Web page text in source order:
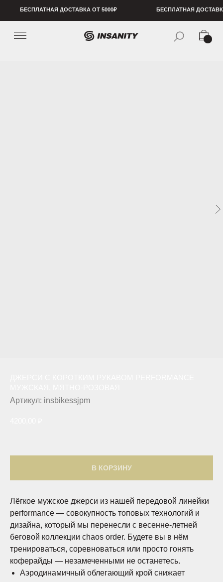
БЕСПЛАТНАЯ ДОСТАВКА ОТ 5000₽ БЕСПЛАТНАЯ ДОСТАВКА ОТ 5000₽
Артикул: insbikessjpm
В КОРЗИНУ
Лёгкое мужское джерси из нашей передовой линейки
performance — совокупность топовых технологий и
дизайна, который мы перенесли с весенне-летней
беговой коллекции chaos order. Будете вы в нём
тренироваться, соревноваться или просто гонять
коферайды — незамеченными не останетесь.
Аэродинамичный облегающий крой снижает